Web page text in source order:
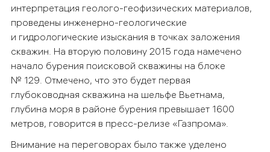
интерпретация геолого-геофизических материалов,
проведены инженерно-геологические
и гидрологические изыскания в точках заложения
скважин. На вторую половину 2015 года намечено
начало бурения поисковой скважины на блоке
№ 129. Отмечено, что это будет первая
глубоководная скважина на шельфе Вьетнама,
глубина моря в районе бурения превышает 1600
метров, говорится в пресс-релизе «Газпрома».
Внимание на переговорах было также уделено